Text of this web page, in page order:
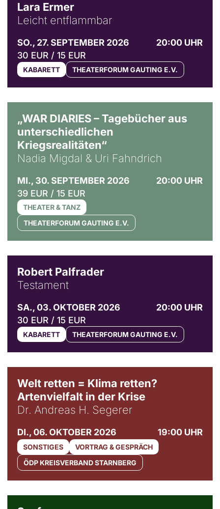
Lara Ermer
Leicht entflammbar
SO., 27. SEPTEMBER 2026
20:00 UHR
30 EUR / 15 EUR
KABARETT THEATERFORUM GAUTING E.V.
„WAR DIARIES – Tagebücher aus
unterschiedlichen
Kriegsrealitäten“
Nadia Migdal & Uri Fahndrich
MI., 30. SEPTEMBER 2026
20:00 UHR
39 EUR / 15 EUR
THEATER & TANZ
THEATERFORUM GAUTING E.V.
Robert Palfrader
Testament
SA., 03. OKTOBER 2026
20:00 UHR
30 EUR / 15 EUR
KABARETT THEATERFORUM GAUTING E.V.
Welt retten = Klima retten?
Artenvielfalt in der Krise
Dr. Andreas H. Segerer
DI., 06. OKTOBER 2026 19:00 UHR
SONSTIGES
VORTRAG & GESPRÄCH
ÖDP KREISVERBAND STARNBERG